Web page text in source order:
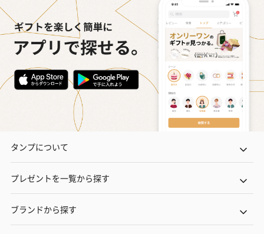
タンプについて
プレゼントを一覧から探す
ブランドから探す